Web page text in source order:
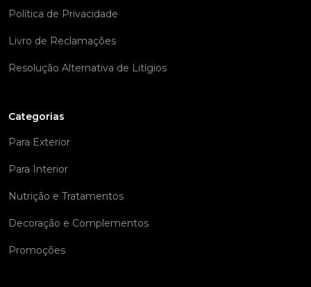
Política de Privacidade
Livro de Reclamações
Resolução Alternativa de Litígios
Categorias
Para Exterior
Para Interior
Nutrição e Tratamentos
Decoração e Complementos
Promoções